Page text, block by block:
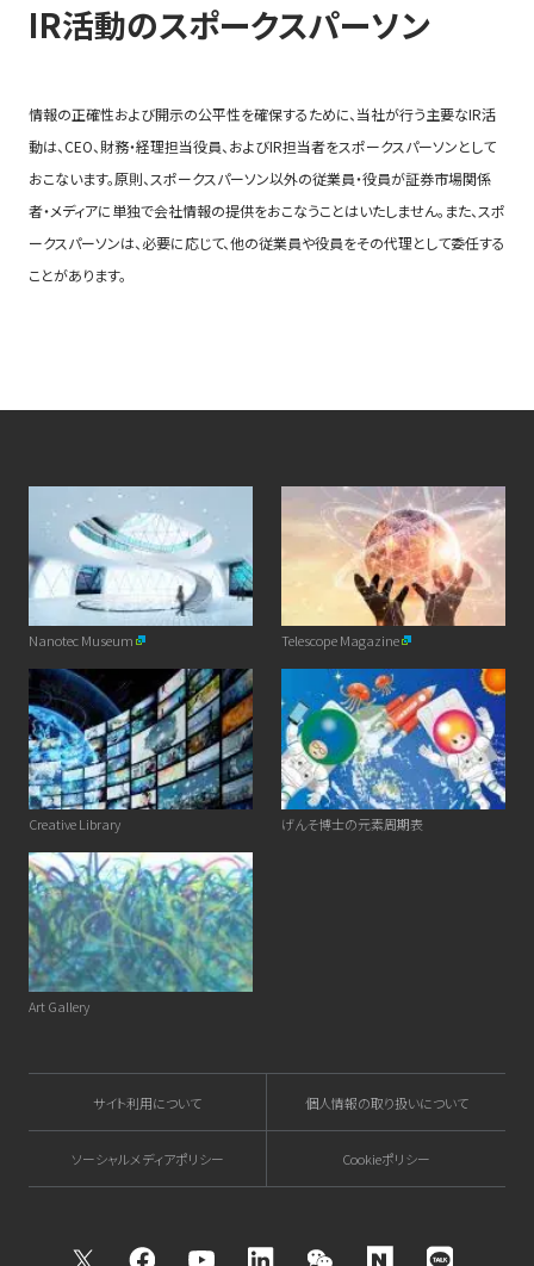
IR活動のスポークスパーソン
情報の正確性および開示の公平性を確保するために、当社が行う主要なIR活
動は、CEO、財務・経理担当役員、およびIR担当者をスポークスパーソンとして
おこないます。原則、スポークスパーソン以外の従業員・役員が証券市場関係
者・メディアに単独で会社情報の提供をおこなうことはいたしません。また、スポ
ークスパーソンは、必要に応じて、他の従業員や役員をその代理として委任する
ことがあります。
Nanotec Museum Telescope Magazine
Creative Library げんそ博士の元素周期表
Art Gallery
サイト利用について 個人情報の取り扱いについて
ソーシャルメディアポリシー Cookieポリシー
Twitter FacebookYoutube Linkedin WeChat NAVER